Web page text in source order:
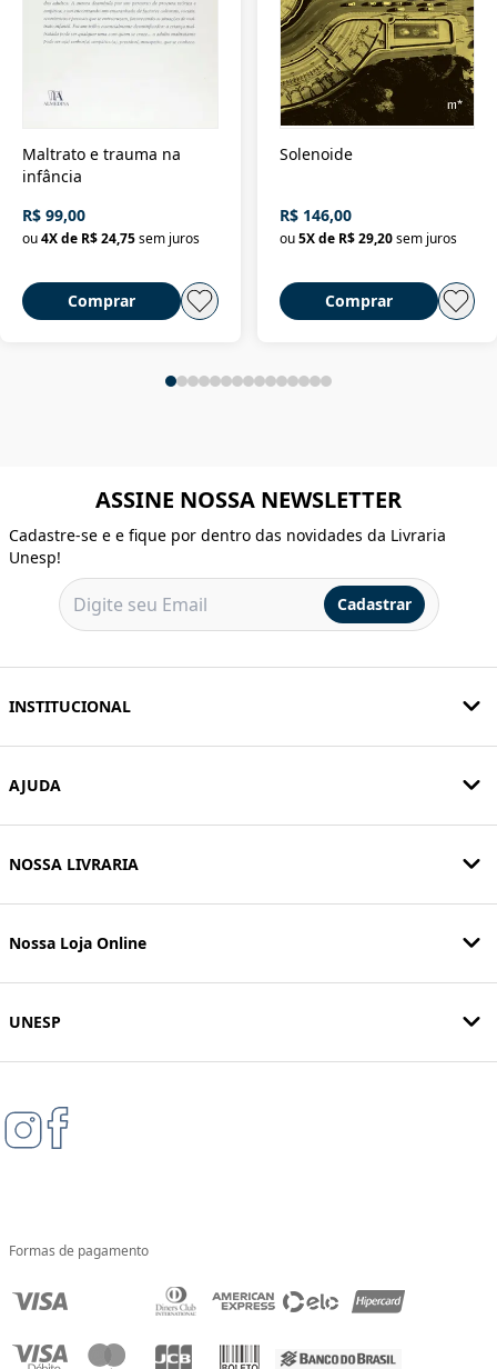
Maltrato e trauma na
infância
R$ 99,00
ou4X de R$ 24,75sem juros
Comprar
Solenoide
R$ 146,00
ou 5X de R$ 29,20 sem juros
Comprar
ASSINE NOSSA NEWSLETTER
Cadastre-se e e fique por dentro das novidades da Livraria
Unesp!
Cadastrar
INSTITUCIONAL
AJUDA
NOSSA LIVRARIA
Nossa Loja Online
UNESP
Formas de pagamento